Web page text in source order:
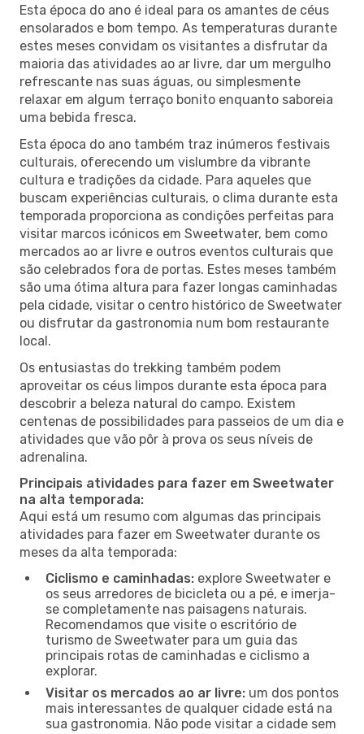
Esta época do ano é ideal para os amantes de céus
ensolarados e bom tempo. As temperaturas durante
estes meses convidam os visitantes a disfrutar da
maioria das atividades ao ar livre, dar um mergulho
refrescante nas suas águas, ou simplesmente
relaxar em algum terraço bonito enquanto saboreia
uma bebida fresca.
Esta época do ano também traz inúmeros festivais
culturais, oferecendo um vislumbre da vibrante
cultura e tradições da cidade. Para aqueles que
buscam experiências culturais, o clima durante esta
temporada proporciona as condições perfeitas para
visitar marcos icónicos em Sweetwater, bem como
mercados ao ar livre e outros eventos culturais que
são celebrados fora de portas. Estes meses também
são uma ótima altura para fazer longas caminhadas
pela cidade, visitar o centro histórico de Sweetwater
ou disfrutar da gastronomia num bom restaurante
local.
Os entusiastas do trekking também podem
aproveitar os céus limpos durante esta época para
descobrir a beleza natural do campo. Existem
centenas de possibilidades para passeios de um dia e
atividades que vão pôr à prova os seus níveis de
adrenalina.
Principais atividades para fazer em Sweetwater
na alta temporada:
Aqui está um resumo com algumas das principais
atividades para fazer em Sweetwater durante os
meses da alta temporada:
Ciclismo e caminhadas: explore Sweetwater e
os seus arredores de bicicleta ou a pé, e imerja-
se completamente nas paisagens naturais.
Recomendamos que visite o escritório de
turismo de Sweetwater para um guia das
principais rotas de caminhadas e ciclismo a
explorar.
Visitar os mercados ao ar livre: um dos pontos
mais interessantes de qualquer cidade está na
sua gastronomia. Não pode visitar a cidade sem